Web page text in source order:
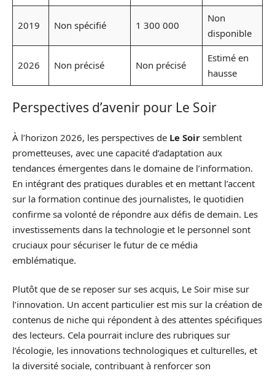
2019 Non spécifié 1 300 000
Non
disponible
2026 Non précisé Non précisé
Estimé en
hausse
Perspectives d’avenir pour Le Soir
À l’horizon 2026, les perspectives de Le Soir semblent
prometteuses, avec une capacité d’adaptation aux
tendances émergentes dans le domaine de l’information.
En intégrant des pratiques durables et en mettant l’accent
sur la formation continue des journalistes, le quotidien
confirme sa volonté de répondre aux défis de demain. Les
investissements dans la technologie et le personnel sont
cruciaux pour sécuriser le futur de ce média
emblématique.
Plutôt que de se reposer sur ses acquis, Le Soir mise sur
l’innovation. Un accent particulier est mis sur la création de
contenus de niche qui répondent à des attentes spécifiques
des lecteurs. Cela pourrait inclure des rubriques sur
l’écologie, les innovations technologiques et culturelles, et
la diversité sociale, contribuant à renforcer son